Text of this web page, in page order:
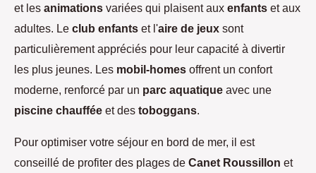
et les animations variées qui plaisent aux enfants et aux
adultes. Le club enfants et l'aire de jeux sont
particulièrement appréciés pour leur capacité à divertir
les plus jeunes. Les mobil-homes offrent un confort
moderne, renforcé par un parc aquatique avec une
piscine chauffée et des toboggans.
Pour optimiser votre séjour en bord de mer, il est
conseillé de profiter des plages de Canet Roussillon et